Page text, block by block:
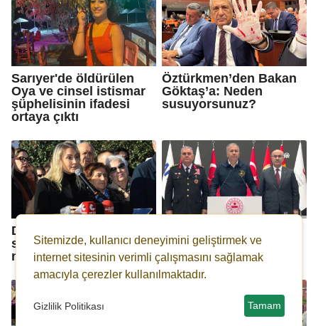
Sarıyer'de öldürülen
Oya ve cinsel istismar
şüphelisinin ifadesi
ortaya çıktı
Öztürkmen’den Bakan
Göktaş’a: Neden
susuyorsunuz?
Dilek İmamoğlu: Biz
susarsak, haksızlık
normalleşir...
Yerlikaya'dan IŞİD
operasyonu açıklaması
Sitemizde, kullanıcı deneyimini geliştirmek ve
internet sitesinin verimli çalışmasını sağlamak
amacıyla çerezler kullanılmaktadır.
Gizlilik Politikası Tamam